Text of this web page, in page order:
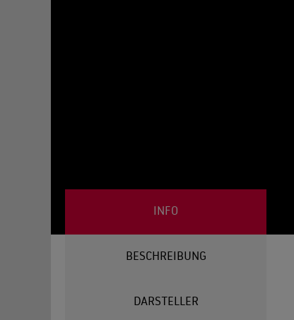
INFO
BESCHREIBUNG
DARSTELLER